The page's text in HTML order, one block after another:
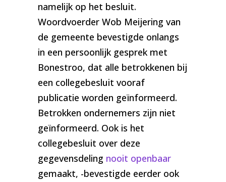
namelijk op het besluit.
Woordvoerder Wob Meijering van
de gemeente bevestigde onlangs
in een persoonlijk gesprek met
Bonestroo, dat alle betrokkenen bij
een collegebesluit vooraf
publicatie worden geïnformeerd.
Betrokken ondernemers zijn niet
geïnformeerd. Ook is het
collegebesluit over deze
gegevensdeling nooit openbaar
gemaakt, -bevestigde eerder ook